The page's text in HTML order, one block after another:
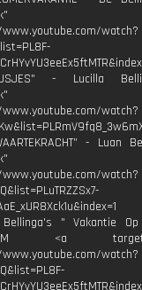
watch?
- Lucilla
watch?
- Luan
watch?
" Vakantie
<a
watch?